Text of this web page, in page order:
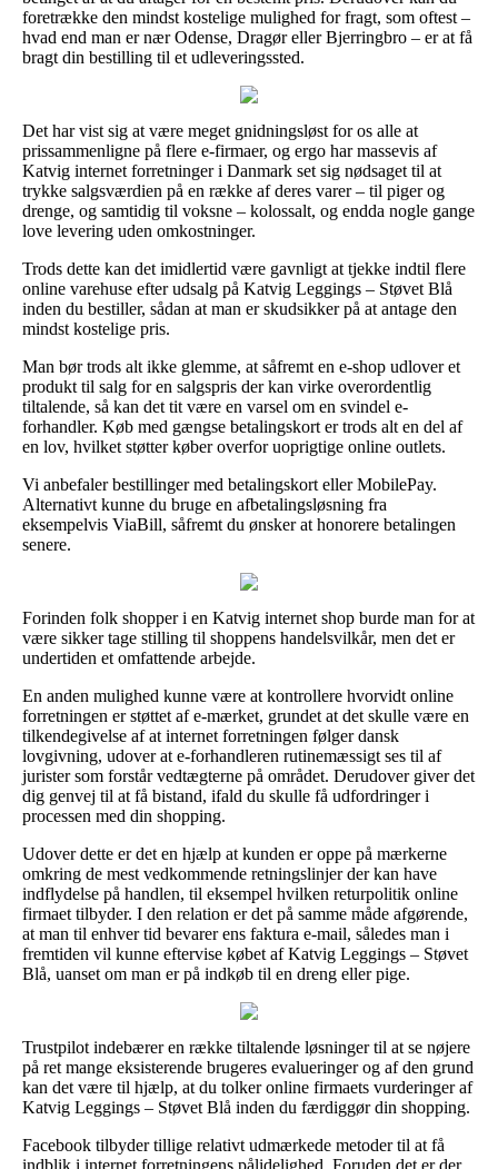
foretrække den mindst kostelige mulighed for fragt, som oftest –
hvad end man er nær Odense, Dragør eller Bjerringbro – er at få
bragt din bestilling til et udleveringssted.
Det har vist sig at være meget gnidningsløst for os alle at
prissammenligne på flere e-firmaer, og ergo har massevis af
Katvig internet forretninger i Danmark set sig nødsaget til at
trykke salgsværdien på en række af deres varer – til piger og
drenge, og samtidig til voksne – kolossalt, og endda nogle gange
love levering uden omkostninger.
Trods dette kan det imidlertid være gavnligt at tjekke indtil flere
online varehuse efter udsalg på Katvig Leggings – Støvet Blå
inden du bestiller, sådan at man er skudsikker på at antage den
mindst kostelige pris.
Man bør trods alt ikke glemme, at såfremt en e-shop udlover et
produkt til salg for en salgspris der kan virke overordentlig
tiltalende, så kan det tit være en varsel om en svindel e-
forhandler. Køb med gængse betalingskort er trods alt en del af
en lov, hvilket støtter køber overfor uoprigtige online outlets.
Vi anbefaler bestillinger med betalingskort eller MobilePay.
Alternativt kunne du bruge en afbetalingsløsning fra
eksempelvis ViaBill, såfremt du ønsker at honorere betalingen
senere.
Forinden folk shopper i en Katvig internet shop burde man for at
være sikker tage stilling til shoppens handelsvilkår, men det er
undertiden et omfattende arbejde.
En anden mulighed kunne være at kontrollere hvorvidt online
forretningen er støttet af e-mærket, grundet at det skulle være en
tilkendegivelse af at internet forretningen følger dansk
lovgivning, udover at e-forhandleren rutinemæssigt ses til af
jurister som forstår vedtægterne på området. Derudover giver det
dig genvej til at få bistand, ifald du skulle få udfordringer i
processen med din shopping.
Udover dette er det en hjælp at kunden er oppe på mærkerne
omkring de mest vedkommende retningslinjer der kan have
indflydelse på handlen, til eksempel hvilken returpolitik online
firmaet tilbyder. I den relation er det på samme måde afgørende,
at man til enhver tid bevarer ens faktura e-mail, således man i
fremtiden vil kunne eftervise købet af Katvig Leggings – Støvet
Blå, uanset om man er på indkøb til en dreng eller pige.
Trustpilot indebærer en række tiltalende løsninger til at se nøjere
på ret mange eksisterende brugeres evalueringer og af den grund
kan det være til hjælp, at du tolker online firmaets vurderinger af
Katvig Leggings – Støvet Blå inden du færdiggør din shopping.
Facebook tilbyder tillige relativt udmærkede metoder til at få
indblik i internet forretningens pålidelighed. Foruden det er der